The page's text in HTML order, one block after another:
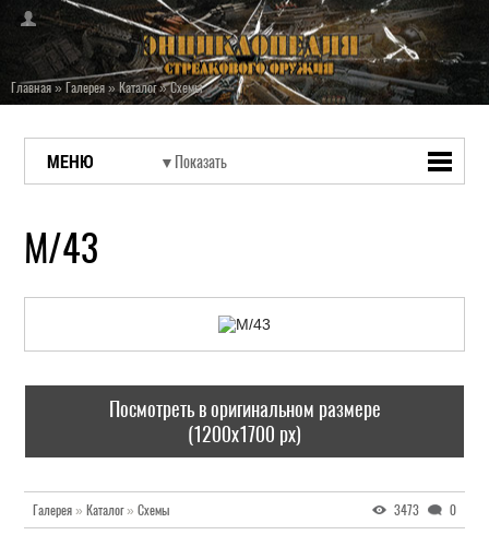
Главная»Галерея»Каталог»Схемы
МЕНЮ
М/43
Посмотреть в оригинальном размере
(1200x1700 px)
Галерея » Каталог» Схемы 3473 0